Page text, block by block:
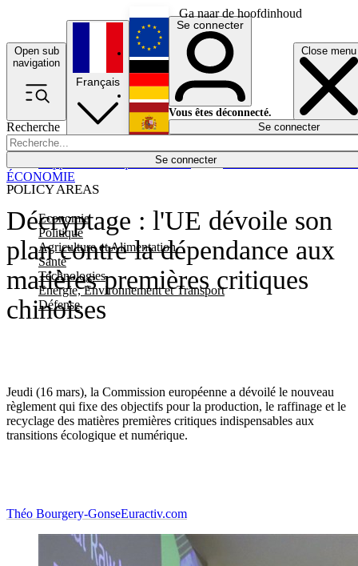
Ga naar de hoofdinhoud
Open sub
navigation
Close menu
Recherche
Se connecter
POLICY AREAS
Economie
Politique
Agriculture et Alimentation
Santé
Technologies
Energie, Environnement et Transport
Défense
Économie
Français
English
Deutsch
Español
Se connecter
Vous êtes déconnecté.
Se connecter
Décryptage : l'UE dévoile son
plan contre la dépendance aux
matières premières critiques
chinoises
Jeudi (16 mars), la Commission européenne a dévoilé le nouveau
règlement qui fixe des objectifs pour la production, le raffinage et le
recyclage des matières premières critiques indispensables aux
transitions écologique et numérique.
ÉCONOMIE
Théo Bourgery-GonseEuractiv.com